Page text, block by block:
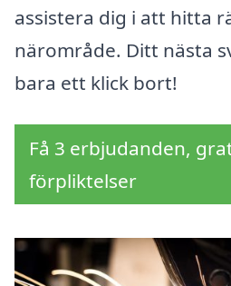
assistera dig i att hitta
närområde. Ditt nästa
bara ett klick bort!
Få 3 erbjudanden,
förpliktelser